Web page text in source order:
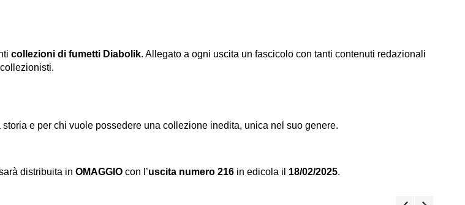
collezioni di fumetti Diabolik. Allegato a ogni uscita un fascicolo con tanti contenuti redazionali
e per chi vuole possedere una collezione inedita, unica nel suo genere.
distribuita in OMAGGIO con l’uscita numero 216 in edicola il 18/02/2025.